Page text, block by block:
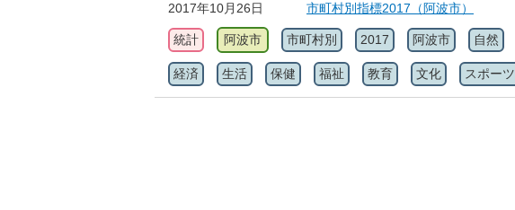
2017年10月26日 市町村別指標2017（阿波市）
統計 阿波市 市町村別 2017 阿波市 自然
経済 生活 保健 福祉 教育 文化 スポーツ